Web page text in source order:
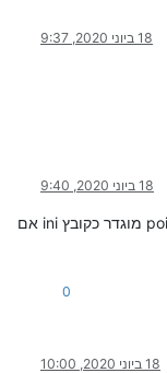
18 ביוני 2020, 9:37
18 ביוני 2020, 9:40
תבדוק אם הקובץ points_edit_permissions_list.ini מוגדר כקובץ ini אם
0
18 ביוני 2020, 10:00